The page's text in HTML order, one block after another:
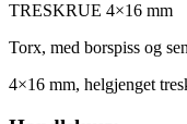
TRESKRUE 4×16 mm
Torx, med borspiss og
4×16 mm, helgjenget